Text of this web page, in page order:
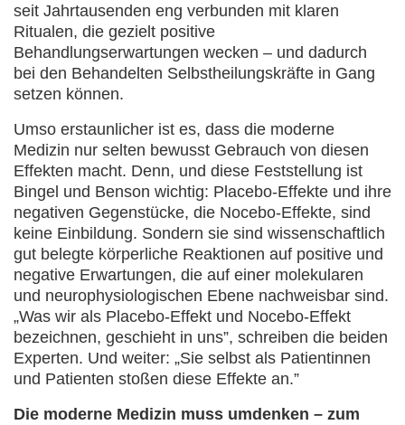
seit Jahrtausenden eng verbunden mit klaren
Ritualen, die gezielt positive
Behandlungserwartungen wecken – und dadurch
bei den Behandelten Selbstheilungskräfte in Gang
setzen können.
Umso erstaunlicher ist es, dass die moderne
Medizin nur selten bewusst Gebrauch von diesen
Effekten macht. Denn, und diese Feststellung ist
Bingel und Benson wichtig: Placebo-Effekte und ihre
negativen Gegenstücke, die Nocebo-Effekte, sind
keine Einbildung. Sondern sie sind wissenschaftlich
gut belegte körperliche Reaktionen auf positive und
negative Erwartungen, die auf einer molekularen
und neurophysiologischen Ebene nachweisbar sind.
„Was wir als Placebo-Effekt und Nocebo-Effekt
bezeichnen, geschieht in uns”, schreiben die beiden
Experten. Und weiter: „Sie selbst als Patientinnen
und Patienten stoßen diese Effekte an.”
Die moderne Medizin muss umdenken – zum